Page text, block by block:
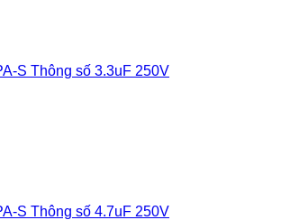
S Thông số 3.3uF 250V
S Thông số 4.7uF 250V